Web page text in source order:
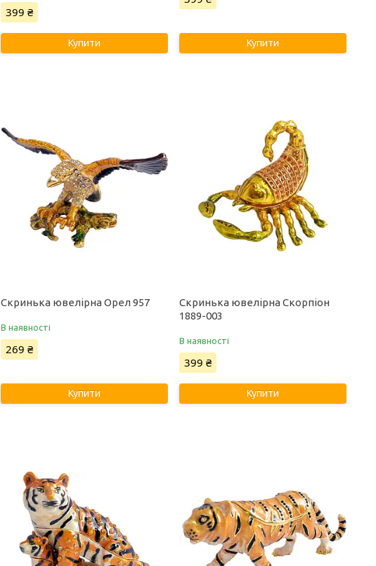
399 ₴
Купити Купити
Скринька ювелірна Орел 957
В наявності
269 ₴
Купити
Скринька ювелірна Скорпіон
1889-003
В наявності
399 ₴
Купити